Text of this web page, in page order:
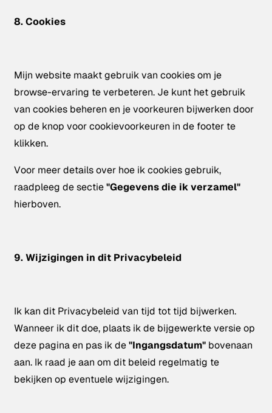
8. Cookies
Mijn website maakt gebruik van cookies om je
browse-ervaring te verbeteren. Je kunt het gebruik
van cookies beheren en je voorkeuren bijwerken door
op de knop voor cookievoorkeuren in de footer te
klikken.
Voor meer details over hoe ik cookies gebruik,
raadpleeg de sectie"Gegevens die ik verzamel"
hierboven.
9. Wijzigingen in dit Privacybeleid
Ik kan dit Privacybeleid van tijd tot tijd bijwerken.
Wanneer ik dit doe, plaats ik de bijgewerkte versie op
deze pagina en pas ik de"Ingangsdatum" bovenaan
aan. Ik raad je aan om dit beleid regelmatig te
bekijken op eventuele wijzigingen.